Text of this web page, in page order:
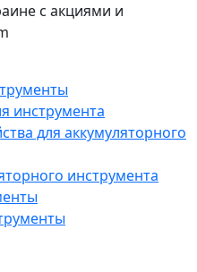
с акциями и
инструмента
для аккумуляторного
инструмента